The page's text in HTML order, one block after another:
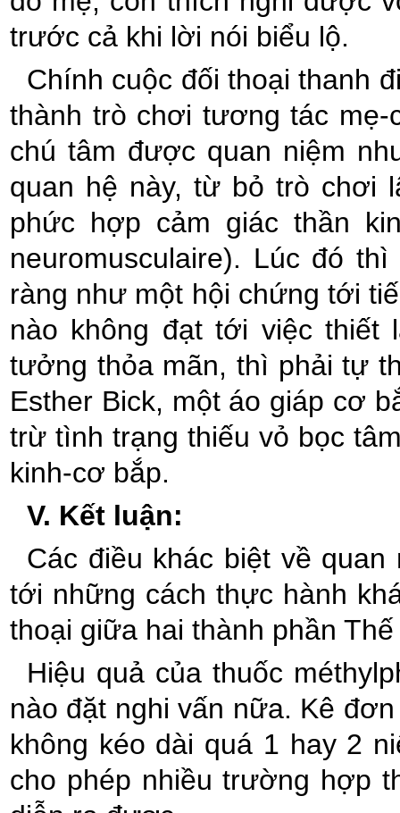
trước cả khi lời nói biểu lộ.
Chính cuộc đối thoại thanh
thành trò chơi tương tác
chú tâm được quan niệm
quan hệ này, từ bỏ trò chơi
phức hợp cảm giác thần
neuromusculaire). Lúc đó
ràng như một hội chứng tới
nào không đạt tới việc
tưởng thỏa mãn, thì phải tự
Esther Bick, một áo giáp cơ
trừ tình trạng thiếu vỏ bọc
kinh-cơ bắp.
V. Kết luận:
Các điều khác biệt về
tới những cách thực hành
thoại giữa hai thành phần
Hiệu quả của thuốc
nào đặt nghi vấn nữa. Kê
không kéo dài quá 1 hay 2
cho phép nhiều trường hợp